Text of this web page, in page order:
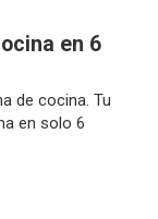
en 6
de cocina. Tu
en solo 6